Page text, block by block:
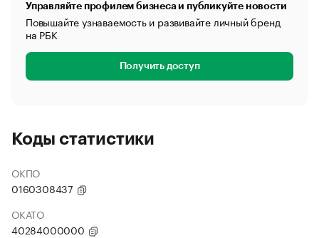
Управляйте профилем бизнеса и публикуйте новости
Повышайте узнаваемость и развивайте личный бренд
на РБК
Получить доступ
Коды статистики
ОКПО
0160308437
ОКАТО
40284000000